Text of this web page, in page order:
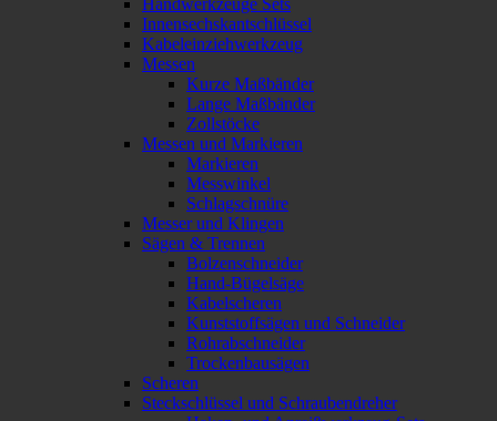
Innensechskantschlüssel
Kabeleinziehwerkzeug
Messen
Kurze Maßbänder
Lange Maßbänder
Zollstöcke
Messen und Markieren
Markieren
Messwinkel
Schlagschnüre
Messer und Klingen
Sägen & Trennen
Bolzenschneider
Hand-Bügelsäge
Kabelscheren
Kunststoffsägen und Schneider
Rohrabschneider
Trockenbausägen
Scheren
Steckschlüssel und Schraubendreher